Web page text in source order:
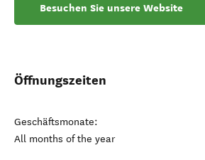
Besuchen Sie unsere Website
Öffnungszeiten
Geschäftsmonate:
All months of the year